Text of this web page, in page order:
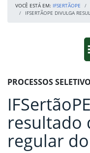
VOCÊ ESTÁ EM: IFSERTÃOPE
IFSERTÃOPE DIVULGA
Fim da navegação
Início do conteúdo
PROCESSOS
resultado
regular